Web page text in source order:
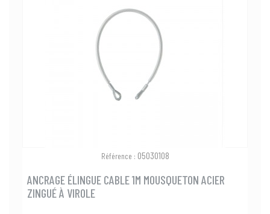
Référence : 05030108
ANCRAGE ÉLINGUE CABLE 1M MOUSQUETON ACIER
ZINGUÉ À VIROLE